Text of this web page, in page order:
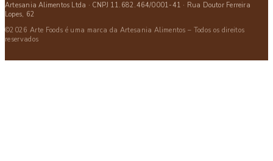
Artesania Alimentos Ltda · CNPJ 11.682.464/0001-41 · Rua Doutor Ferreira
Lopes, 62
©2026 Arte Foods é uma marca da Artesania Alimentos – Todos os direitos
reservados